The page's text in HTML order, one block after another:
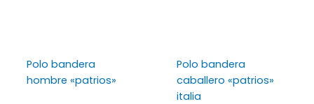
Polo bandera
hombre «patrios»
Polo bandera
caballero «patrios»
italia